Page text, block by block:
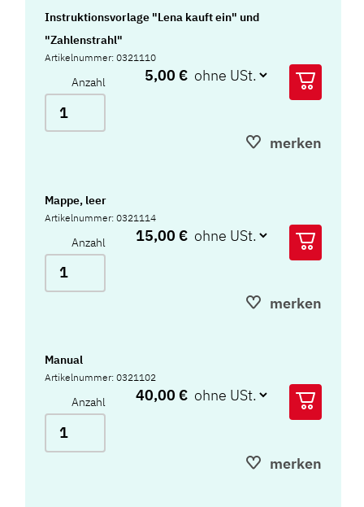
Instruktionsvorlage "Lena kauft ein" und
"Zahlenstrahl"
Artikelnummer: 0321110
Anzahl 5,00 €
merken
Mappe, leer
Artikelnummer: 0321114
Anzahl 15,00 €
merken
Manual
Artikelnummer: 0321102
Anzahl 40,00 €
merken